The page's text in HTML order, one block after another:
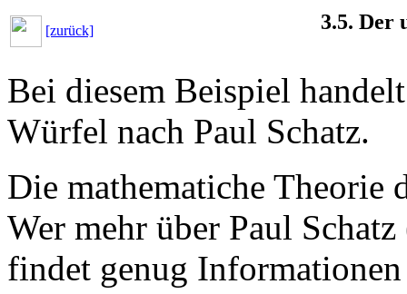
[zurück] 3.5. Der
Bei diesem Beispiel
Würfel nach Paul Schatz.
Die mathematiche Theorie
Wer mehr über Paul
findet genug